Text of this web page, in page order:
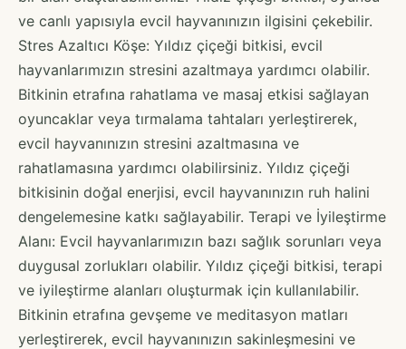
ve canlı yapısıyla evcil hayvanınızın ilgisini çekebilir.
Stres Azaltıcı Köşe: Yıldız çiçeği bitkisi, evcil
hayvanlarımızın stresini azaltmaya yardımcı olabilir.
Bitkinin etrafına rahatlama ve masaj etkisi sağlayan
oyuncaklar veya tırmalama tahtaları yerleştirerek,
evcil hayvanınızın stresini azaltmasına ve
rahatlamasına yardımcı olabilirsiniz. Yıldız çiçeği
bitkisinin doğal enerjisi, evcil hayvanınızın ruh halini
dengelemesine katkı sağlayabilir. Terapi ve İyileştirme
Alanı: Evcil hayvanlarımızın bazı sağlık sorunları veya
duygusal zorlukları olabilir. Yıldız çiçeği bitkisi, terapi
ve iyileştirme alanları oluşturmak için kullanılabilir.
Bitkinin etrafına gevşeme ve meditasyon matları
yerleştirerek, evcil hayvanınızın sakinleşmesini ve